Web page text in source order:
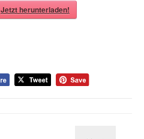
Jetzt herunterladen!